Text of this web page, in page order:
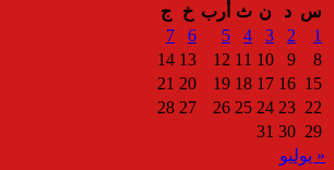
س د ن ث أرب خ
ج
1
2
3
4
5
6
7
8
9
10
11
12
13
14
15
16
17
18
19
20
21
22
23
24
25
26
27
28
29
30
31
« يوليو